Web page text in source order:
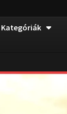
Kategóriák